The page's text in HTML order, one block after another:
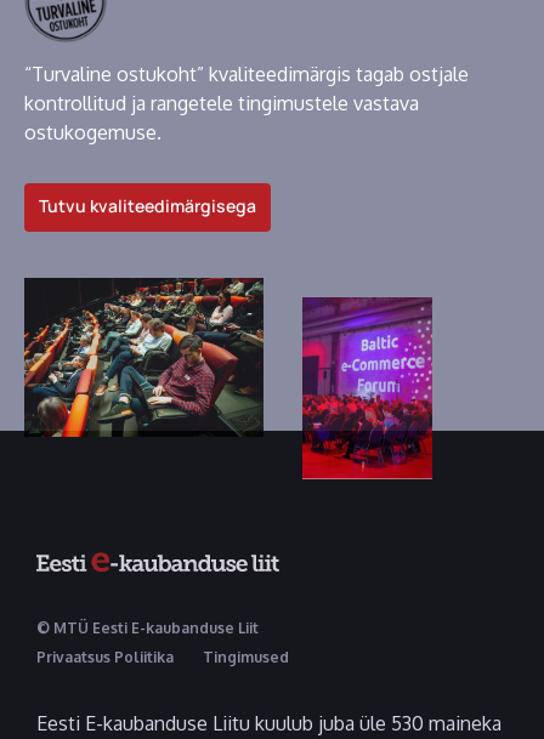
“Turvaline ostukoht” kvaliteedimärgis tagab ostjale
kontrollitud ja rangetele tingimustele vastava
ostukogemuse.
Tutvu kvaliteedimärgisega
© MTÜ Eesti E-kaubanduse Liit
Privaatsus Poliitika
Tingimused
Eesti E-kaubanduse Liitu kuulub juba üle 530 maineka